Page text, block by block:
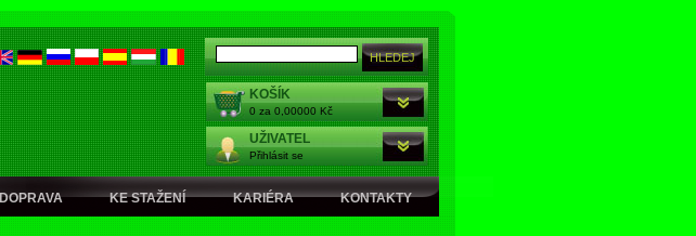
KOŠÍK
0 za 0,00000 Kč
UŽIVATEL
Přihlásit se
DOPRAVA KE STAŽENÍ KARIÉRA KONTAKTY